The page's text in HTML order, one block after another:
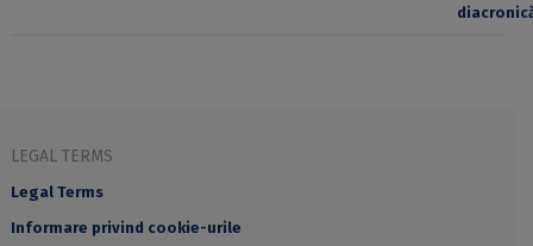
LEGAL TERMS
Legal Terms
Informare privind cookie-urile